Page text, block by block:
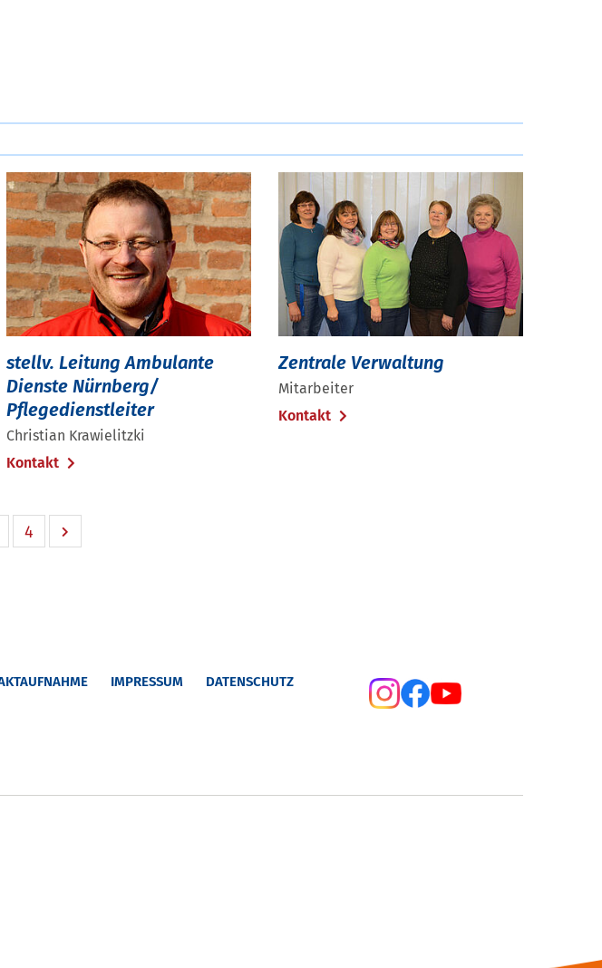
stellv. Leitung Ambulante
Dienste Nürnberg/
Pflegedienstleiter
Christian Krawielitzki
Kontakt
Zentrale Verwaltung
Mitarbeiter
Kontakt
4
IMPRESSUM DATENSCHUTZ